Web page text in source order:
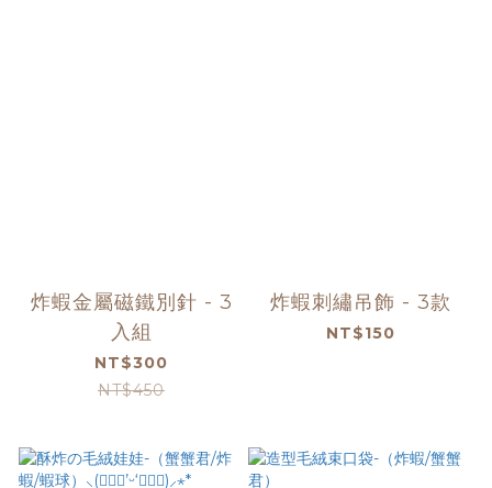
炸蝦金屬磁鐵別針 - 3
入組
NT$300
NT$450
炸蝦刺繡吊飾 - 3款
NT$150